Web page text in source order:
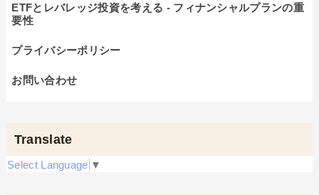
ETFとレバレッジ投資を考える - フィナンシャルプランの重
要性
プライバシーポリシー
お問い合わせ
Translate
Select Language ▼